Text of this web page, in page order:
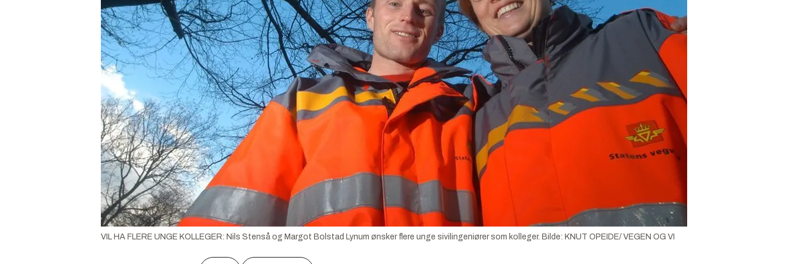
VIL HA FLERE UNGE KOLLEGER: Nils Stenså og Margot Bolstad Lynum ønsker flere unge sivilingeniører som kolleger. Bilde: KNUT OPEIDE/ VEGEN OG VI